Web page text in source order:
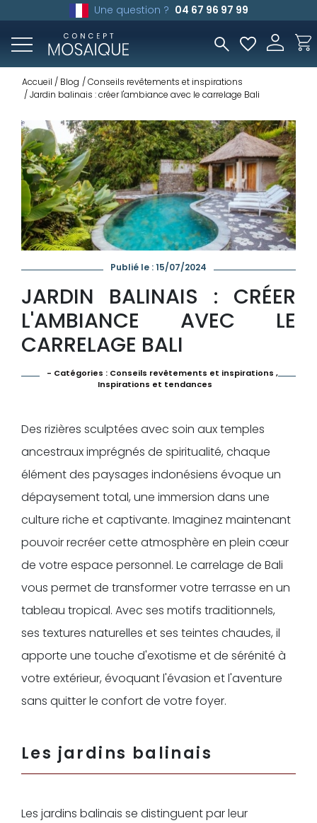
Une question ? 04 67 96 97 99
Accueil Blog
Conseils revêtements et inspirations
Jardin balinais : créer l'ambiance avec le carrelage Bali
Publié le : 15/07/2024
JARDIN BALINAIS : CRÉER
L'AMBIANCE AVEC LE
CARRELAGE BALI
- Catégories : Conseils revêtements et inspirations ,
Inspirations et tendances
Des rizières sculptées avec soin aux temples
ancestraux imprégnés de spiritualité, chaque
élément des paysages indonésiens évoque un
dépaysement total, une immersion dans une
culture riche et captivante. Imaginez maintenant
pouvoir recréer cette atmosphère en plein cœur
de votre espace personnel. Le carrelage de Bali
vous permet de transformer votre terrasse en un
tableau tropical. Avec ses motifs traditionnels,
ses textures naturelles et ses teintes chaudes, il
apporte une touche d'exotisme et de sérénité à
votre extérieur, évoquant l'évasion et l'aventure
sans quitter le confort de votre foyer.
Les jardins balinais
Les jardins balinais se distinguent par leur